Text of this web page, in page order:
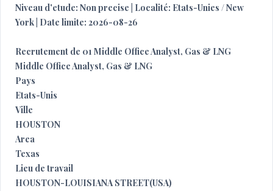
Niveau d'etude: Non precise | Localité: Etats-Unies / New
York | Date limite: 2026-08-26
Recrutement de 01 Middle Office Analyst, Gas & LNG
Middle Office Analyst, Gas & LNG
Pays
Etats-Unis
Ville
HOUSTON
Area
Texas
Lieu de travail
HOUSTON-LOUISIANA STREET(USA)